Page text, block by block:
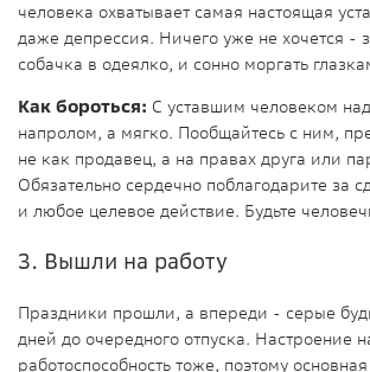
человека охватывает самая настоящая
даже депрессия. Ничего уже не хочется -
собачка в одеялко, и сонно моргать
Как бороться: С уставшим человеком
напролом, а мягко. Пообщайтесь с ним,
не как продавец, а на правах друга или
Обязательно сердечно поблагодарите за
и любое целевое действие. Будьте
3. Вышли на работу
Праздники прошли, а впереди - серые
дней до очередного отпуска. Настроение
работоспособность тоже, поэтому